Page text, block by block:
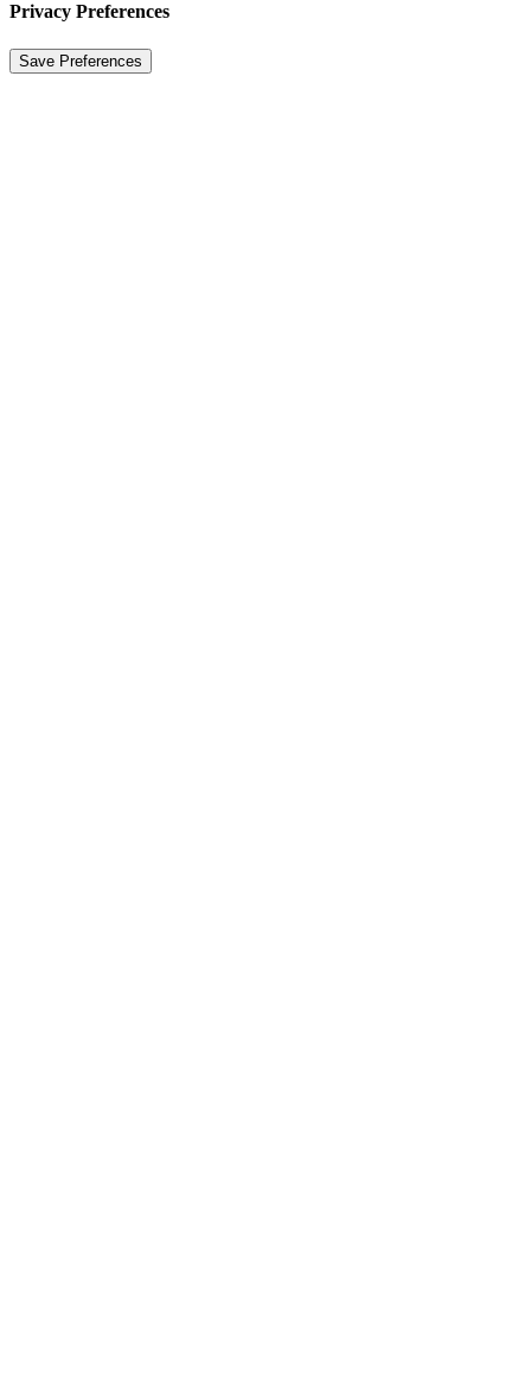
Privacy Preferences